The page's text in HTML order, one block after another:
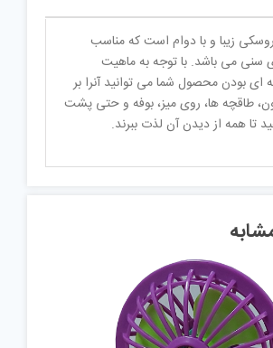
زیبا و با دوام است که مناسب
سنی می باشد. با توجه به ماهیت
ای بودن محصول شما می توانید آنرا بر
طاقچه ها، روی میز، بوفه و حتی پشت
تا همه از دیدن آن لذت ببرند.